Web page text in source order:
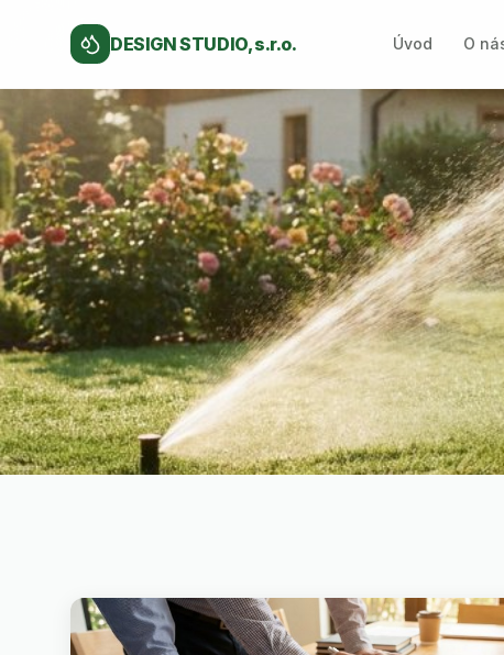
DESIGN STUDIO, s.r.o. Úvod O